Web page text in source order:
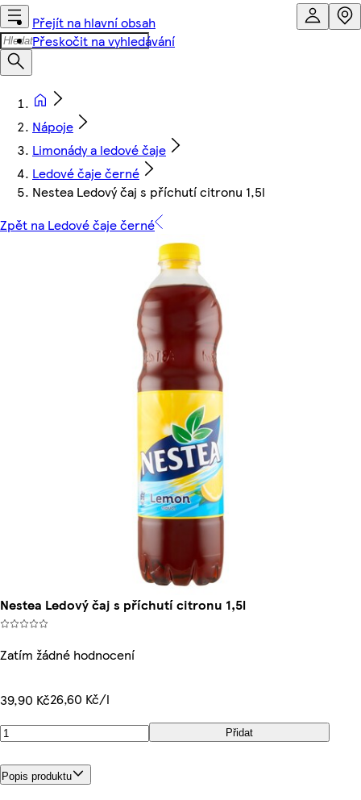
Přejít na hlavní obsah
Přeskočit na vyhledávání
Nápoje
Limonády a ledové čaje
Ledové čaje černé
Nestea Ledový čaj s příchutí citronu 1,5l
Zpět na Ledové čaje černé
Nestea Ledový čaj s příchutí citronu 1,5l
Zatím žádné hodnocení
39,90 Kč26,60 Kč/l
Přidat
Popis produktu